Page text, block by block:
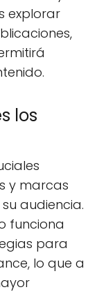
explorar
los
y marcas
audiencia.
funciona
para
lo que a